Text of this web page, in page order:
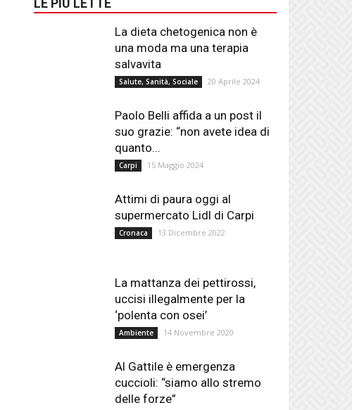
LE PIÙ LETTE
La dieta chetogenica non è
una moda ma una terapia
salvavita
Salute, Sanità, Sociale 20 Aprile 2024
Paolo Belli affida a un post il
suo grazie: “non avete idea di
quanto...
Carpi 15 Maggio 2024
Attimi di paura oggi al
supermercato Lidl di Carpi
Cronaca 13 Dicembre 2022
La mattanza dei pettirossi,
uccisi illegalmente per la
‘polenta con osei’
Ambiente 14 Novembre 2020
Al Gattile è emergenza
cuccioli: “siamo allo stremo
delle forze”